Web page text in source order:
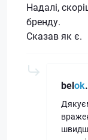
Надалі,
бренду.
Сказав як є.
belok